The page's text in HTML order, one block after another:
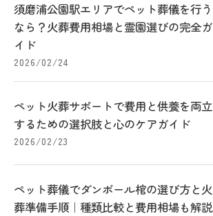
須磨浦公園駅エリアでペット葬儀を行う
なら？火葬費用相場と霊園選びの完全ガ
イド
2026/02/24
ペット火葬サポートで費用と供養を両立
するための選択肢と心のケアガイド
2026/02/23
ペット葬儀でダンボール棺の選び方と火
葬準備手順｜種類比較と費用相場も解説